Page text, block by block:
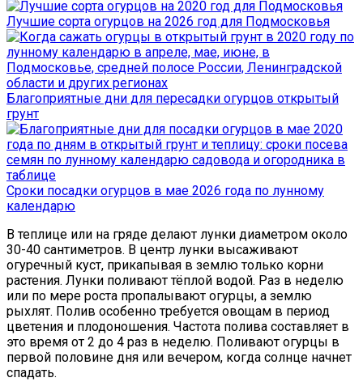
Лучшие сорта огурцов на 2026 год для Подмосковья
Благоприятные дни для пересадки огурцов открытый
грунт
Сроки посадки огурцов в мае 2026 года по лунному
календарю
В теплице или на гряде делают лунки диаметром около
30-40 сантиметров. В центр лунки высаживают
огуречный куст, прикапывая в землю только корни
растения. Лунки поливают тёплой водой. Раз в неделю
или по мере роста пропалывают огурцы, а землю
рыхлят. Полив особенно требуется овощам в период
цветения и плодоношения. Частота полива составляет в
это время от 2 до 4 раз в неделю. Поливают огурцы в
первой половине дня или вечером, когда солнце начнет
спадать.